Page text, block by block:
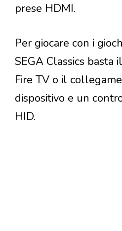
prese HDMI.
Per giocare con i
SEGA Classics basta
Fire TV o il
dispositivo e un
HID.